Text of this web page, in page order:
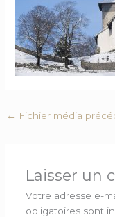
← Fichier média
Laisser un
Votre adresse e-
obligatoires sont